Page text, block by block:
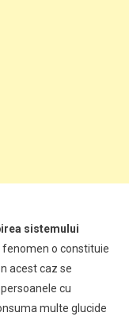
sistemului
fenomen o constituie
acest caz se
cu
multe glucide